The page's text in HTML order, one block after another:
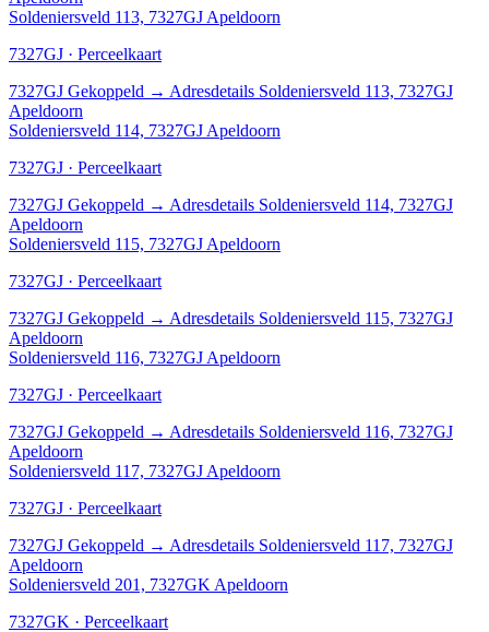
Soldeniersveld 113, 7327GJ Apeldoorn
7327GJ · Perceelkaart
7327GJ Gekoppeld → Adresdetails Soldeniersveld 113, 7327GJ
Apeldoorn
Soldeniersveld 114, 7327GJ Apeldoorn
7327GJ · Perceelkaart
7327GJ Gekoppeld → Adresdetails Soldeniersveld 114, 7327GJ
Apeldoorn
Soldeniersveld 115, 7327GJ Apeldoorn
7327GJ · Perceelkaart
7327GJ Gekoppeld → Adresdetails Soldeniersveld 115, 7327GJ
Apeldoorn
Soldeniersveld 116, 7327GJ Apeldoorn
7327GJ · Perceelkaart
7327GJ Gekoppeld → Adresdetails Soldeniersveld 116, 7327GJ
Apeldoorn
Soldeniersveld 117, 7327GJ Apeldoorn
7327GJ · Perceelkaart
7327GJ Gekoppeld → Adresdetails Soldeniersveld 117, 7327GJ
Apeldoorn
Soldeniersveld 201, 7327GK Apeldoorn
7327GK · Perceelkaart